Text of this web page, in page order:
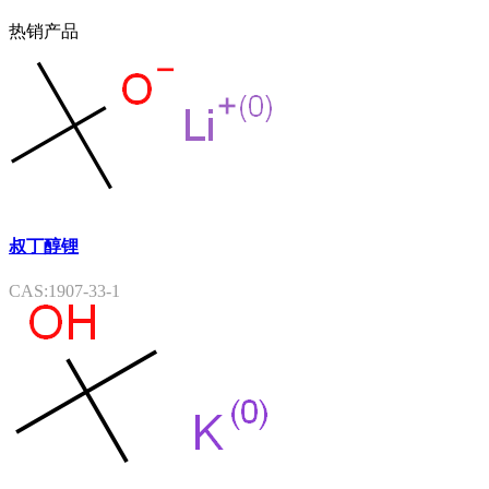
热销产品
叔丁醇锂
CAS:1907-33-1